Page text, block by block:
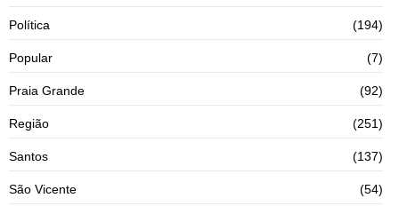
Política (194)
Popular (7)
Praia Grande (92)
Região (251)
Santos (137)
São Vicente (54)